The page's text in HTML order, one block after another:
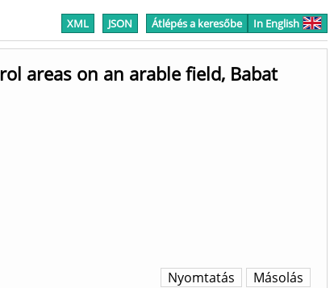
XML JSON Átlépés a keresőbe In English
areas on an arable field, Babat
Másolás
Nyomtatás